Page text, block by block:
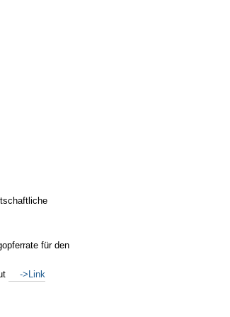
für den
->Link